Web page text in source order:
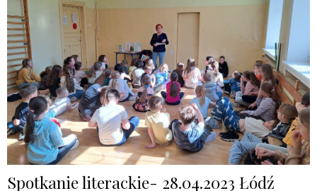
Spotkanie literackie- 28.04.2023 Łódź